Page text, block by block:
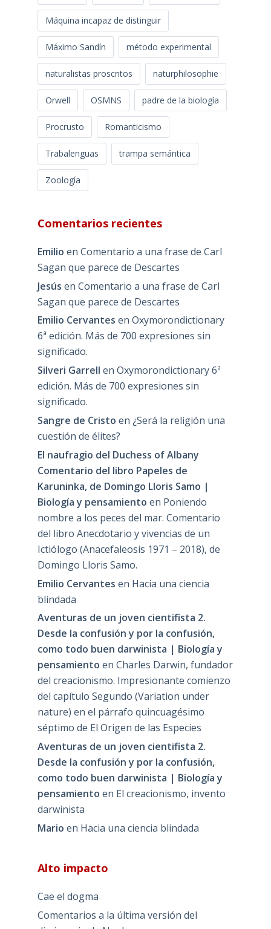
Máquina incapaz de distinguir
Máximo Sandín método experimental
naturalistas proscritos naturphilosophie
Orwell OSMNS padre de la biología
Procrusto Romanticismo
Trabalenguas trampa semántica
Zoología
Comentarios recientes
Emilio en Comentario a una frase de Carl
Sagan que parece de Descartes
Jesús en Comentario a una frase de Carl
Sagan que parece de Descartes
Emilio Cervantes en Oxymorondictionary
6ª edición. Más de 700 expresiones sin
significado.
Silveri Garrell en Oxymorondictionary 6ª
edición. Más de 700 expresiones sin
significado.
Sangre de Cristo en ¿Será la religión una
cuestión de élites?
El naufragio del Duchess of Albany
Comentario del libro Papeles de
Karuninka, de Domingo Lloris Samo |
Biología y pensamiento en Poniendo
nombre a los peces del mar. Comentario
del libro Anecdotario y vivencias de un
Ictiólogo (Anacefaleosis 1971 – 2018), de
Domingo Lloris Samo.
Emilio Cervantes en Hacia una ciencia
blindada
Aventuras de un joven cientifista 2.
Desde la confusión y por la confusión,
como todo buen darwinista | Biología y
pensamiento en Charles Darwin, fundador
del creacionismo. Impresionante comienzo
del capítulo Segundo (Variation under
nature) en el párrafo quincuagésimo
séptimo de El Origen de las Especies
Aventuras de un joven cientifista 2.
Desde la confusión y por la confusión,
como todo buen darwinista | Biología y
pensamiento en El creacionismo, invento
darwinista
Mario en Hacia una ciencia blindada
Alto impacto
Cae el dogma
Comentarios a la última versión del